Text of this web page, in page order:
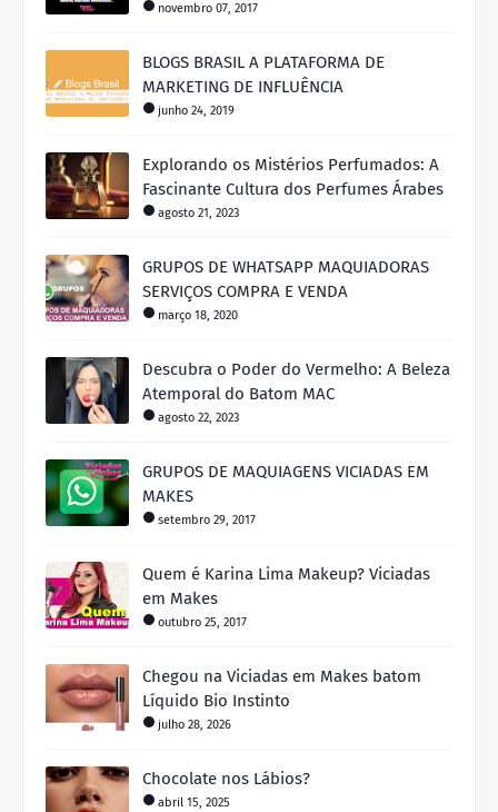
novembro 07, 2017
BLOGS BRASIL A PLATAFORMA DE
MARKETING DE INFLUÊNCIA
junho 24, 2019
Explorando os Mistérios Perfumados: A
Fascinante Cultura dos Perfumes Árabes
agosto 21, 2023
GRUPOS DE WHATSAPP MAQUIADORAS
SERVIÇOS COMPRA E VENDA
março 18, 2020
Descubra o Poder do Vermelho: A Beleza
Atemporal do Batom MAC
agosto 22, 2023
GRUPOS DE MAQUIAGENS VICIADAS EM
MAKES
setembro 29, 2017
Quem é Karina Lima Makeup? Viciadas
em Makes
outubro 25, 2017
Chegou na Viciadas em Makes batom
Líquido Bio Instinto
julho 28, 2026
Chocolate nos Lábios?
abril 15, 2025